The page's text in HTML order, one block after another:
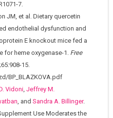
7.
JM, et al. Dietary quercetin
endothelial dysfunction and
E knockout mice fed a
for heme oxygenase-1. Free
15.
BP_BLAZKOVA.pdf
Vidoni, Jeffrey M.
, and Sandra A. Billinger.
Use Moderates the